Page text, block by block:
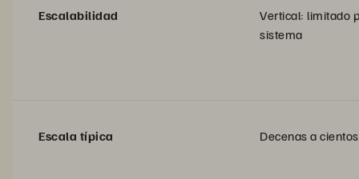
Escalabilidad
Vertical: limitado
sistema
Escala típica Decenas a